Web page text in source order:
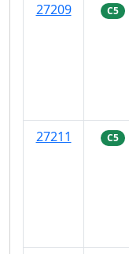
27209
C5
27211
C5